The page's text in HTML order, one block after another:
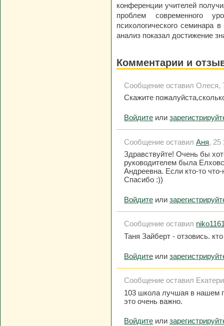
конференции учителей
проблем современного
психологического семинара
анализ показал достижение
Комментарии и
Сообщение оставил Oлеся,
Скажите
Войдите или
Сообщение оставилАня, 25
Здравствуйте! Очень бы
руководителем была
Андреевна. Если кто-то
Спасибо :))
Войдите или
Сообщение оставил
Таня Зайберт - отзовись.
Войдите или
Сообщение оставил
103 школа лучшая в нашем
это очень важно.
Войдите или